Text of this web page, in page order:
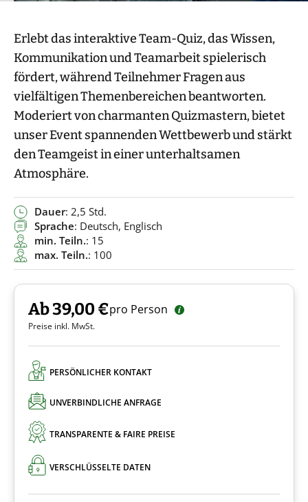
Erlebt das interaktive Team-Quiz, das Wissen,
Kommunikation und Teamarbeit spielerisch
fördert, während Teilnehmer Fragen aus
vielfältigen Themenbereichen beantworten.
Moderiert von charmanten Quizmastern, bietet
unser Event spannenden Wettbewerb und stärkt
den Teamgeist in einer unterhaltsamen
Atmosphäre.
Dauer: 2,5 Std.
Sprache: Deutsch, Englisch
min. Teiln.: 15
max. Teiln.: 100
Ab 39,00 €pro Person
Preise inkl. MwSt.
PERSÖNLICHER KONTAKT
UNVERBINDLICHE ANFRAGE
TRANSPARENTE & FAIRE PREISE
VERSCHLÜSSELTE DATEN